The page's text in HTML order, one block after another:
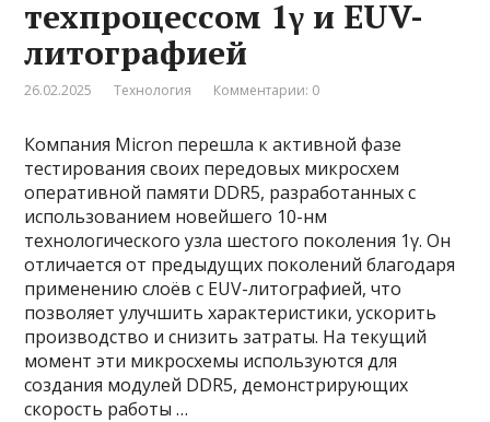
техпроцессом 1γ и EUV-
литографией
26.02.2025 Технология Комментарии: 0
Компания Micron перешла к активной фазе
тестирования своих передовых микросхем
оперативной памяти DDR5, разработанных с
использованием новейшего 10-нм
технологического узла шестого поколения 1γ. Он
отличается от предыдущих поколений благодаря
применению слоёв с EUV-литографией, что
позволяет улучшить характеристики, ускорить
производство и снизить затраты. На текущий
момент эти микросхемы используются для
создания модулей DDR5, демонстрирующих
скорость работы …